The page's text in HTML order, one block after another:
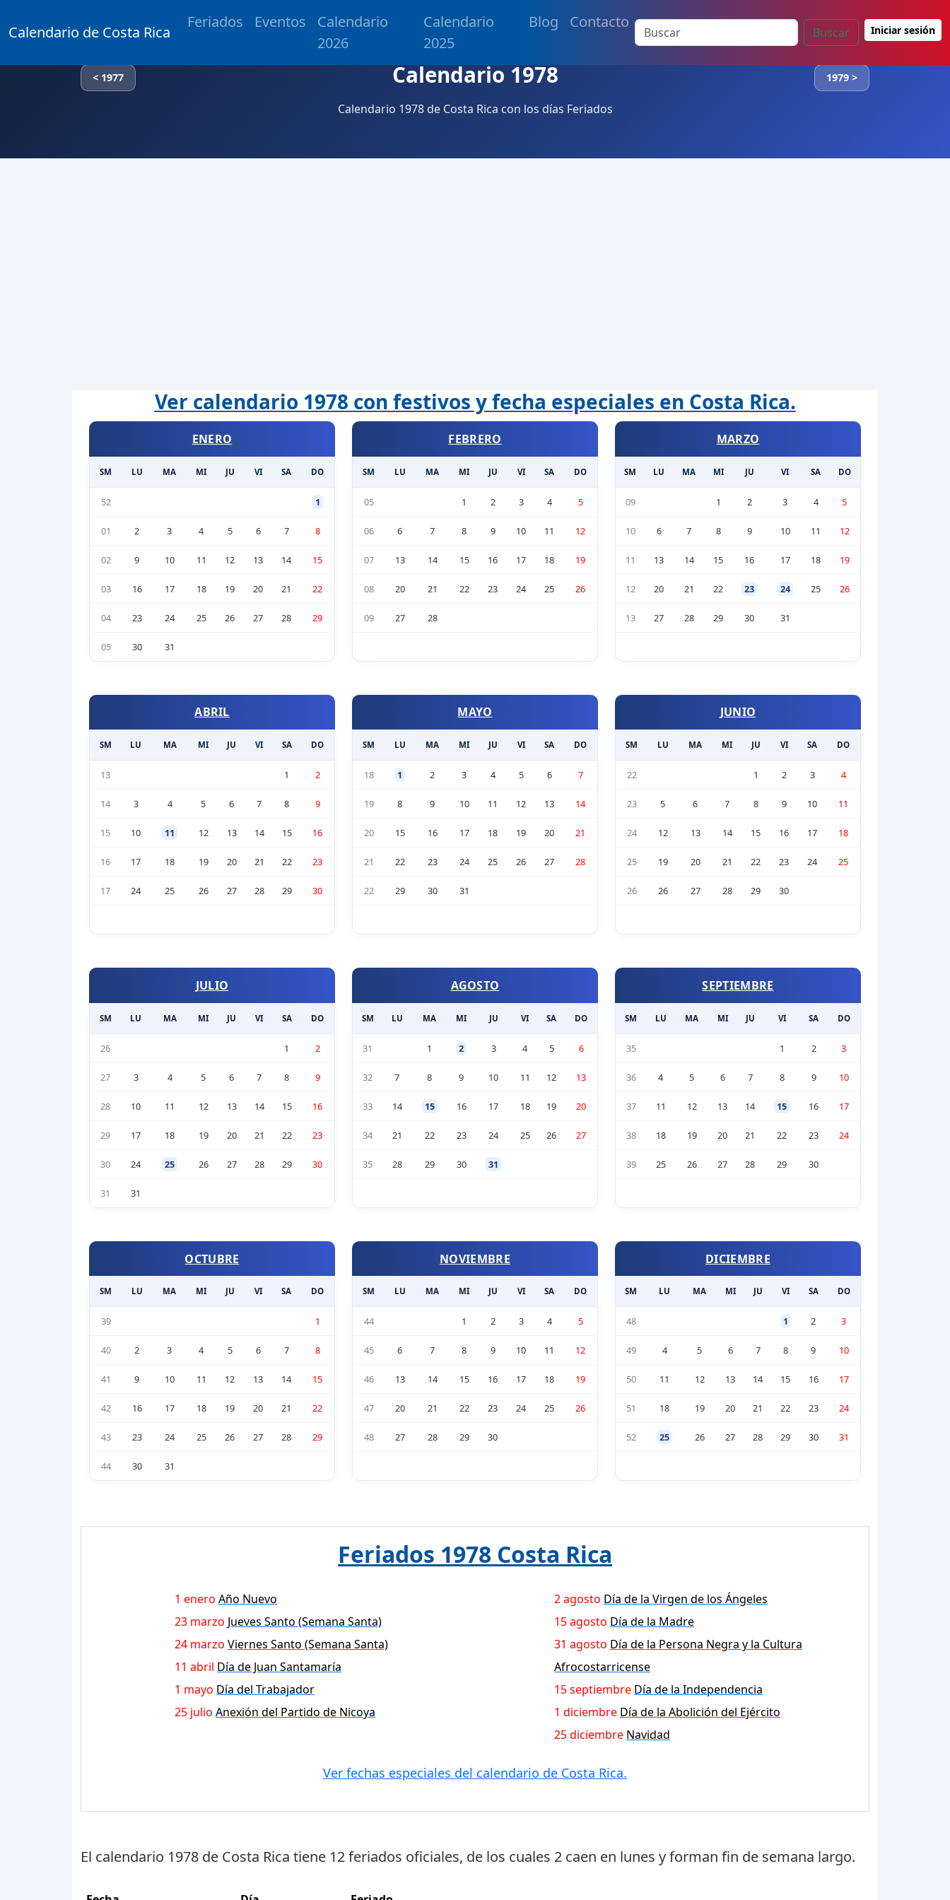
Calendario de Costa Rica
Feriados Eventos
Calendario
2026
Calendario
2025
Blog Contacto
Buscar Iniciar sesión
< 1977 Calendario 1978 1979 >
Calendario 1978 de Costa Rica con los días Feriados
Ver calendario 1978 con festivos y fecha especiales en Costa Rica.
ENERO
SM LU MA MI JU VI SA DO
52 1
01 2 3 4 5 6 7 8
02 9 10 11 12 13 14 15
03 16 17 18 19 20 21 22
04 23 24 25 26 27 28 29
05 30 31
FEBRERO
SM LU MA MI JU VI SA DO
05 1 2 3 4 5
06 6 7 8 9 10 11 12
07 13 14 15 16 17 18 19
08 20 21 22 23 24 25 26
09 27 28
MARZO
SM LU MA MI JU VI SA DO
09 1 2 3 4 5
10 6 7 8 9 10 11 12
11 13 14 15 16 17 18 19
12 20 21 22 23 24 25 26
13 27 28 29 30 31
ABRIL
SM LU MA MI JU VI SA DO
13 1 2
14 3 4 5 6 7 8 9
15 10 11 12 13 14 15 16
16 17 18 19 20 21 22 23
17 24 25 26 27 28 29 30
MAYO
SM LU MA MI JU VI SA DO
18 1 2 3 4 5 6 7
19 8 9 10 11 12 13 14
20 15 16 17 18 19 20 21
21 22 23 24 25 26 27 28
22 29 30 31
JUNIO
SM LU MA MI JU VI SA DO
22 1 2 3 4
23 5 6 7 8 9 10 11
24 12 13 14 15 16 17 18
25 19 20 21 22 23 24 25
26 26 27 28 29 30
JULIO
SM LU MA MI JU VI SA DO
26 1 2
27 3 4 5 6 7 8 9
28 10 11 12 13 14 15 16
29 17 18 19 20 21 22 23
30 24 25 26 27 28 29 30
31 31
AGOSTO
SM LU MA MI JU VI SA DO
31 1 2 3 4 5 6
32 7 8 9 10 11 12 13
33 14 15 16 17 18 19 20
34 21 22 23 24 25 26 27
35 28 29 30 31
SEPTIEMBRE
SM LU MA MI JU VI SA DO
35 1 2 3
36 4 5 6 7 8 9 10
37 11 12 13 14 15 16 17
38 18 19 20 21 22 23 24
39 25 26 27 28 29 30
OCTUBRE
SM LU MA MI JU VI SA DO
39 1
40 2 3 4 5 6 7 8
41 9 10 11 12 13 14 15
42 16 17 18 19 20 21 22
43 23 24 25 26 27 28 29
44 30 31
NOVIEMBRE
SM LU MA MI JU VI SA DO
44 1 2 3 4 5
45 6 7 8 9 10 11 12
46 13 14 15 16 17 18 19
47 20 21 22 23 24 25 26
48 27 28 29 30
DICIEMBRE
SM LU MA MI JU VI SA DO
48 1 2 3
49 4 5 6 7 8 9 10
50 11 12 13 14 15 16 17
51 18 19 20 21 22 23 24
52 25 26 27 28 29 30 31
Feriados 1978 Costa Rica
1 enero Año Nuevo
23 marzo Jueves Santo (Semana Santa)
24 marzo Viernes Santo (Semana Santa)
11 abril Día de Juan Santamaría
1 mayo Día del Trabajador
25 julio Anexión del Partido de Nicoya
2 agosto Día de la Virgen de los Ángeles
15 agosto Día de la Madre
31 agosto Día de la Persona Negra y la Cultura
Afrocostarricense
15 septiembre Día de la Independencia
1 diciembre Día de la Abolición del Ejército
25 diciembre Navidad
Ver fechas especiales del calendario de Costa Rica.
El calendario 1978 de Costa Rica tiene 12 feriados oficiales, de los cuales 2 caen en lunes y forman fin de semana largo.